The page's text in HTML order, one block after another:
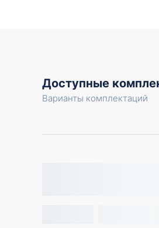
Доступные
Варианты комплектаций